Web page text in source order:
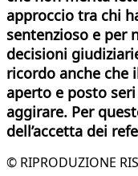
approccio tra chi
sentenzioso e per
decisioni
ricordo anche che
aperto e posto
aggirare. Per
dell’accetta dei
© RIPRODUZIONE